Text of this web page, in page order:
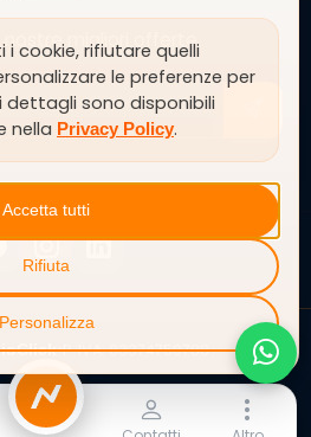
NoleggioClick
cookie, rifiutare quelli
le preferenze per
dettagli sono disponibili
nella Privacy Policy.
Accetta tutti
Rifiuta
Personalizza
nostre migliori offerte
SU
•P. IVA: 03374750788
cookie